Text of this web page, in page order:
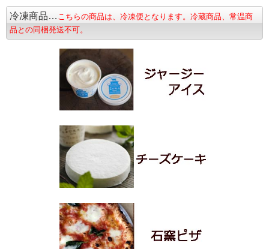
冷凍商品… こちらの商品は、冷凍便となります。冷蔵商品、常温商
品との同梱発送不可。